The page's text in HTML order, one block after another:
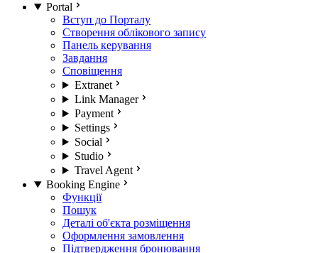
Portal
Вступ до Порталу
Створення облікового запису
Панель керування
Завдання
Сповіщення
Extranet
Link Manager
Payment
Settings
Social
Studio
Travel Agent
Booking Engine
Функції
Пошук
Деталі об'єкта розміщення
Оформлення замовлення
Підтвердження бронювання